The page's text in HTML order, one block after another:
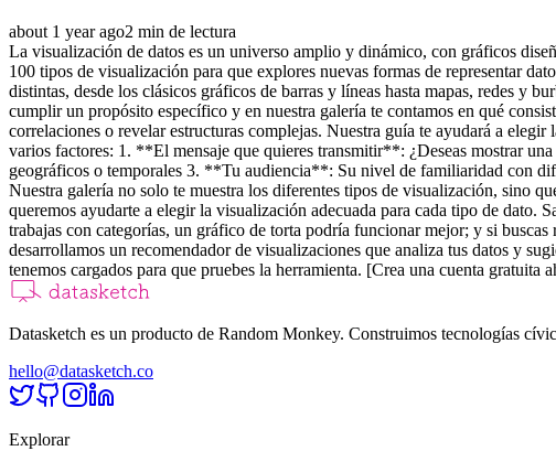
about 1 year ago2 min de lectura
La visualización de datos es un universo amplio y dinámico, con gráficos
100 tipos de visualización para que explores nuevas formas de representar
distintas, desde los clásicos gráficos de barras y líneas hasta mapas, redes y
cumplir un propósito específico y en nuestra galería te contamos en qué
correlaciones o revelar estructuras complejas. Nuestra guía te ayudará a
varios factores: 1. **El mensaje que quieres transmitir**: ¿Deseas mostrar
geográficos o temporales 3. **Tu audiencia**: Su nivel de familiaridad con
Nuestra galería no solo te muestra los diferentes tipos de visualización, sino
queremos ayudarte a elegir la visualización adecuada para cada tipo de dato.
trabajas con categorías, un gráfico de torta podría funcionar mejor; y si
desarrollamos un recomendador de visualizaciones que analiza tus datos y
tenemos cargados para que pruebes la herramienta. [Crea una cuenta
Datasketch es un producto de Random Monkey. Construimos tecnologías
hello@datasketch.co
Explorar